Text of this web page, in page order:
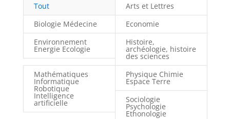
Tout
Arts et Lettres
Biologie Médecine
Economie
Environnement
Energie Ecologie
Histoire,
archéologie, histoire
des sciences
Mathématiques
Informatique
Robotique
Intelligence
artificielle
Physique Chimie
Espace Terre
Sociologie
Psychologie
Ethonologie